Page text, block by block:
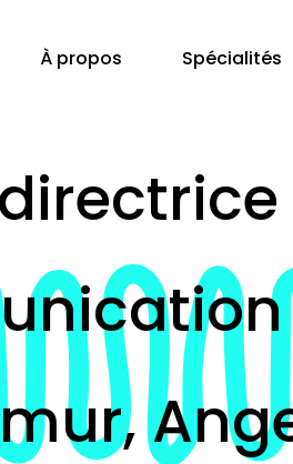
À propos Spécialités